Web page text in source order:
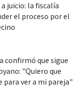
juicio: la fiscalía
el proceso por el
confirmó que sigue
"Quiero que
ver a mi pareja"